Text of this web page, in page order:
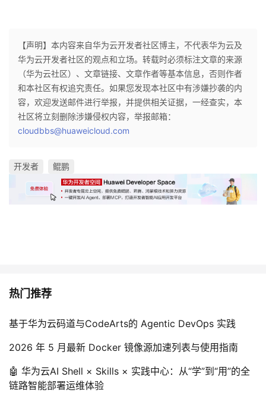
【声明】本内容来自华为云开发者社区博主，不代表华为云及
华为云开发者社区的观点和立场。转载时必须标注文章的来源
（华为云社区）、文章链接、文章作者等基本信息，否则作者
和本社区有权追究责任。如果您发现本社区中有涉嫌抄袭的内
容，欢迎发送邮件进行举报，并提供相关证据，一经查实，本
社区将立刻删除涉嫌侵权内容，举报邮箱：
cloudbbs@huaweicloud.com
开发者 鲲鹏
热门推荐
基于华为云码道与CodeArts的 Agentic DevOps 实践
2026 年 5 月最新 Docker 镜像源加速列表与使用指南
🤖 华为云AI Shell × Skills × 实践中心：从“学”到“用”的全
链路智能部署运维体验